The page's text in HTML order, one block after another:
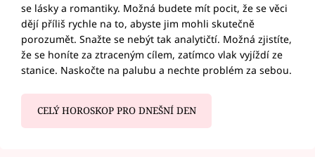
se lásky a romantiky. Možná budete mít pocit, že se věci
dějí příliš rychle na to, abyste jim mohli skutečně
porozumět. Snažte se nebýt tak analytičtí. Možná zjistíte,
že se honíte za ztraceným cílem, zatímco vlak vyjíždí ze
stanice. Naskočte na palubu a nechte problém za sebou.
CELÝ HOROSKOP PRO DNEŠNÍ DEN